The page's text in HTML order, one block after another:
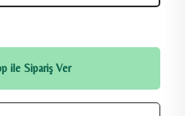
ile Sipariş Ver